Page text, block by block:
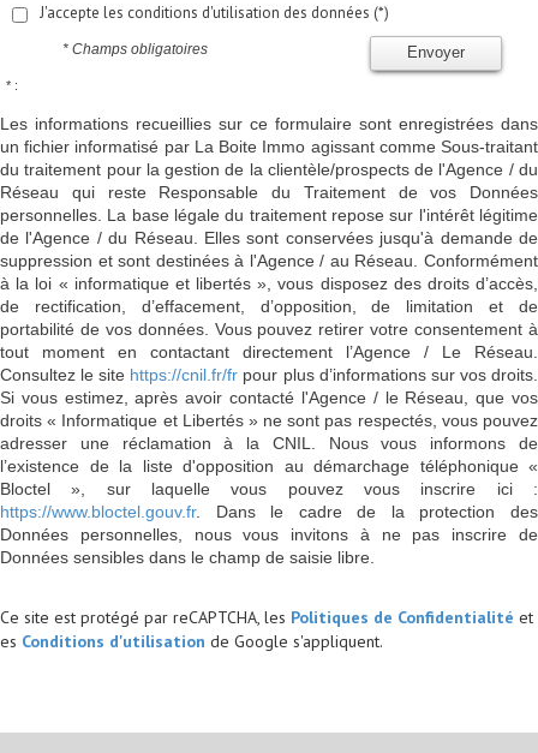
J'accepte les conditions d'utilisation des données (*)
Envoyer
* Champs obligatoires
* :
Les informations recueillies sur ce formulaire sont enregistrées dans
un fichier informatisé par La Boite Immo agissant comme Sous-traitant
du traitement pour la gestion de la clientèle/prospects de l'Agence / du
Réseau qui reste Responsable du Traitement de vos Données
personnelles. La base légale du traitement repose sur l'intérêt légitime
de l'Agence / du Réseau. Elles sont conservées jusqu'à demande de
suppression et sont destinées à l'Agence / au Réseau. Conformément
à la loi « informatique et libertés », vous disposez des droits d’accès,
de rectification, d’effacement, d’opposition, de limitation et de
portabilité de vos données. Vous pouvez retirer votre consentement à
tout moment en contactant directement l’Agence / Le Réseau.
Consultez le site https://cnil.fr/fr pour plus d’informations sur vos droits.
Si vous estimez, après avoir contacté l'Agence / le Réseau, que vos
droits « Informatique et Libertés » ne sont pas respectés, vous pouvez
adresser une réclamation à la CNIL. Nous vous informons de
l’existence de la liste d'opposition au démarchage téléphonique «
Bloctel », sur laquelle vous pouvez vous inscrire ici :
https://www.bloctel.gouv.fr. Dans le cadre de la protection des
Données personnelles, nous vous invitons à ne pas inscrire de
Données sensibles dans le champ de saisie libre.
Ce site est protégé par reCAPTCHA, les Politiques de Confidentialité et
es Conditions d'utilisation de Google s'appliquent.